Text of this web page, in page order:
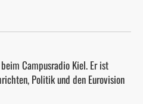
Campusradio Kiel. Er ist
Politik und den Eurovision